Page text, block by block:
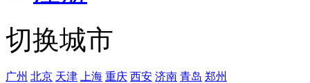
切换城市
广州 北京 天津 上海 重庆 西安 济南 青岛 郑州